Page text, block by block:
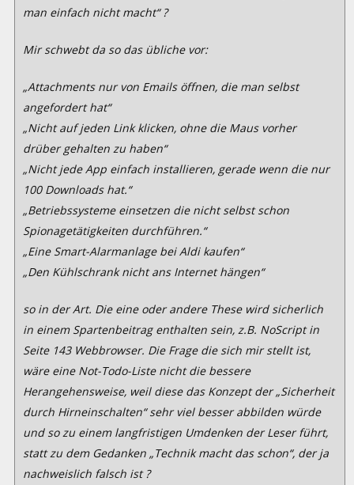
man einfach nicht macht“ ?
Mir schwebt da so das übliche vor:
„Attachments nur von Emails öffnen, die man selbst
angefordert hat“
„Nicht auf jeden Link klicken, ohne die Maus vorher
drüber gehalten zu haben“
„Nicht jede App einfach installieren, gerade wenn die nur
100 Downloads hat.“
„Betriebssysteme einsetzen die nicht selbst schon
Spionagetätigkeiten durchführen.“
„Eine Smart-Alarmanlage bei Aldi kaufen“
„Den Kühlschrank nicht ans Internet hängen“
so in der Art. Die eine oder andere These wird sicherlich
in einem Spartenbeitrag enthalten sein, z.B. NoScript in
Seite 143 Webbrowser. Die Frage die sich mir stellt ist,
wäre eine Not-Todo-Liste nicht die bessere
Herangehensweise, weil diese das Konzept der „Sicherheit
durch Hirneinschalten“ sehr viel besserabbilden würde
und so zu einem langfristigen Umdenken der Leser führt,
statt zu dem Gedanken „Technik macht das schon“, der ja
nachweislich falsch ist ?